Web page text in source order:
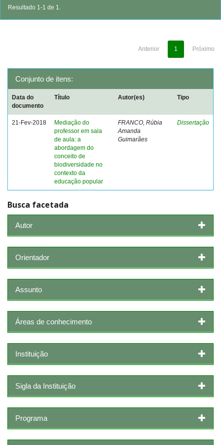
Resultado 1-1 de 1.
Anterior 1 Próximo
Conjunto de itens:
Data do
documento
Título Autor(es) Tipo
21-Fev-2018
Mediação do
professor em sala
de aula: a
abordagem do
conceito de
biodiversidade no
contexto da
educação popular
FRANCO, Rúbia
Amanda
Guimarães
Dissertação
Busca facetada
Autor
Orientador
Assunto
Áreas de conhecimento
Instituição
Sigla da Instituição
Programa